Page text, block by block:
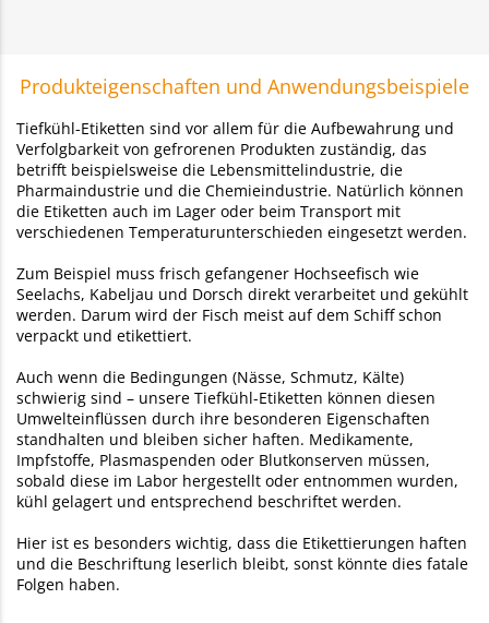
Produkteigenschaften und Anwendungsbeispiele
Tiefkühl-Etiketten sind vor allem für die Aufbewahrung und
Verfolgbarkeit von gefrorenen Produkten zuständig, das
betrifft beispielsweise die Lebensmittelindustrie, die
Pharmaindustrie und die Chemieindustrie. Natürlich können
die Etiketten auch im Lager oder beim Transport mit
verschiedenen Temperaturunterschieden eingesetzt werden.
Zum Beispiel muss frisch gefangener Hochseefisch wie
Seelachs, Kabeljau und Dorsch direkt verarbeitet und gekühlt
werden. Darum wird der Fisch meist auf dem Schiff schon
verpackt und etikettiert.
Auch wenn die Bedingungen (Nässe, Schmutz, Kälte)
schwierig sind – unsere Tiefkühl-Etiketten können diesen
Umwelteinflüssen durch ihre besonderen Eigenschaften
standhalten und bleiben sicher haften. Medikamente,
Impfstoffe, Plasmaspenden oder Blutkonserven müssen,
sobald diese im Labor hergestellt oder entnommen wurden,
kühl gelagert und entsprechend beschriftet werden.
Hier ist es besonders wichtig, dass die Etikettierungen haften
und die Beschriftung leserlich bleibt, sonst könnte dies fatale
Folgen haben.